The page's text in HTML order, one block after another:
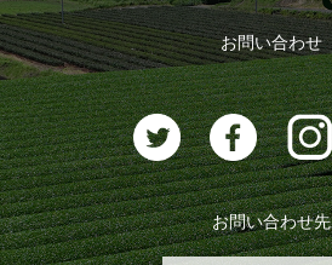
お問い合わせ
お問い合わせ先